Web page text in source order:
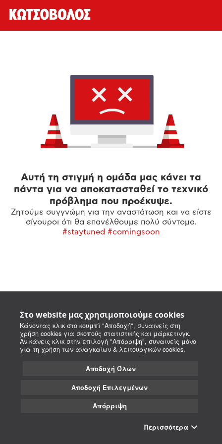
Στο website μας χρησιμοποιούμε cookies
Κάνοντας κλικ στο κουμπί "Αποδοχή", συναινείς στη
χρήση cookies για σκοπούς στατιστικής και μάρκετινγκ.
Αν κάνεις κλικ στην επιλογή "Απόρριψη", συναινείς μόνο
για τη χρήση των αναγκαίων & λειτουργικών cookies.
Αποδοχή Όλων
Αποδοχή Επιλεγμένων
Απόρριψη
Περισσότερα
Αυτή τη στιγμή η ομάδα μας κάνει τα
πάντα για να αποκατασταθεί το τεχνικό
πρόβλημα που προέκυψε.
Ζητούμε συγγνώμη για την αναστάτωση και να είστε
σίγουροι ότι θα επανέλθουμε πολύ σύντομα.
#staytuned #comingsoon